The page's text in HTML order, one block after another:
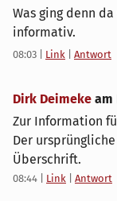
Was ging denn
informativ.
08:03 Link Antwort
Dirk Deimeke am
Zur Information
Der
Überschrift.
08:44 Link Antwort